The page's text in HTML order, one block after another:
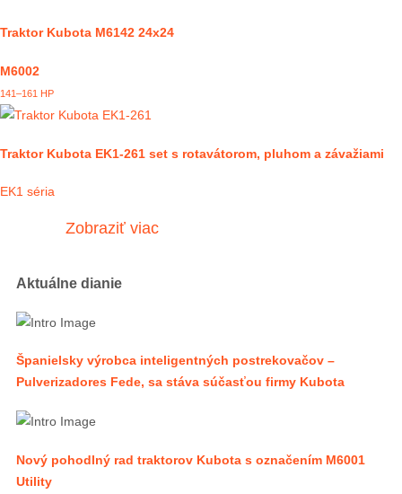
Traktor Kubota M6142 24x24
M6002
141–161 HP
Traktor Kubota EK1-261 set s rotavátorom, pluhom a závažiami
EK1 séria
Zobraziť viac
Aktuálne dianie
Španielsky výrobca inteligentných postrekovačov –
Pulverizadores Fede, sa stáva súčasťou firmy Kubota
Nový pohodlný rad traktorov Kubota s označením M6001
Utility